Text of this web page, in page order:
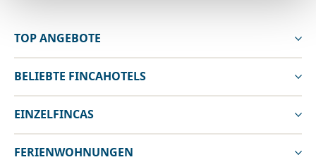
TOP ANGEBOTE
BELIEBTE FINCAHOTELS
EINZELFINCAS
FERIENWOHNUNGEN